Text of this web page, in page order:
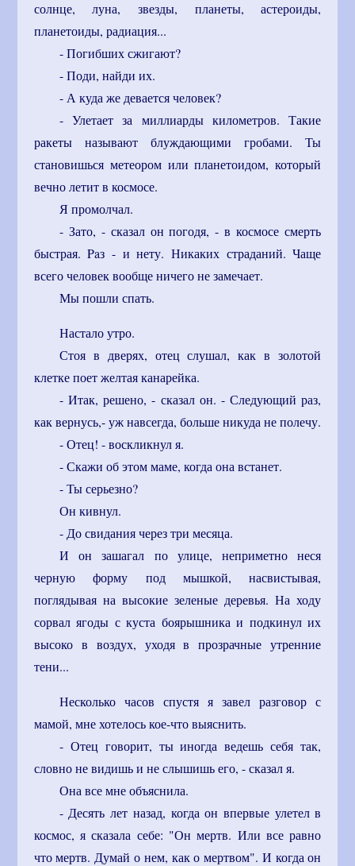
солнце, луна, звезды, планеты, астероиды,
планетоиды, радиация...
- Погибших сжигают?
- Поди, найди их.
- А куда же девается человек?
- Улетает за миллиарды километров. Такие
ракеты называют блуждающими гробами. Ты
становишься метеором или планетоидом, который
вечно летит в космосе.
Я промолчал.
- Зато, - сказал он погодя, - в космосе смерть
быстрая. Paз - и нету. Никаких страданий. Чаще
всего человек вообще ничего не замечает.
Мы пошли спать.
Настало утро.
Стоя в дверях, отец слушал, как в золотой
клетке поет желтая канарейка.
- Итак, решено, - сказал он. - Следующий раз,
как вернусь,- уж навсегда, больше никуда не полечу.
- Отец! - воскликнул я.
- Скажи об этом маме, когда она встанет.
- Ты серьезно?
Он кивнул.
- До свидания через три месяца.
И он зашагал по улице, неприметно неся
черную форму под мышкой, насвистывая,
поглядывая на высокие зеленые деревья. На ходу
сорвал ягоды с куста боярышника и подкинул их
высоко в воздух, уходя в прозрачные утренние
тени...
Несколько часов спустя я завел разговор с
мамой, мне хотелось кое-что выяснить.
- Отец говорит, ты иногда ведешь себя так,
словно не видишь и не слышишь его, - сказал я.
Она все мне объяснила.
- Десять лет назад, когда он впервые улетел в
космос, я сказала себе: "Он мертв. Или все равно
что мертв. Думай о нем, как о мертвом". И когда он